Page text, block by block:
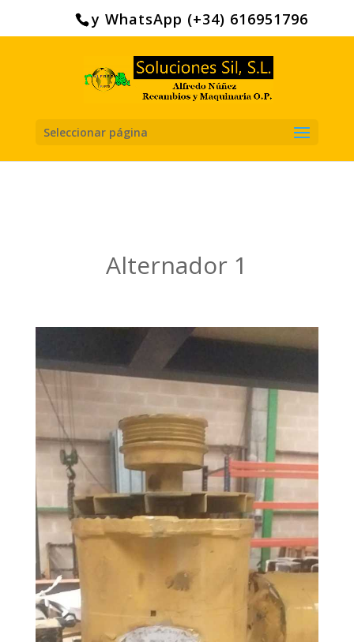
y WhatsApp (+34) 616951796
Seleccionar página
Alternador 1